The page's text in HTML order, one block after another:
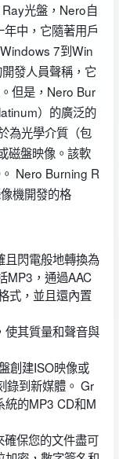
光盤，Nero自
中，它隨著用戶
7到Win
發人員聲稱，它
但是，Nero Bur
）的廣泛的
為光學介質（包
磁盤映像。該軟
Nero Burning R
機開發的格
閃電般地轉換為
MP3，通過AAC
式，並且還內置
其質量和聲音與
創建ISO映像或
錄到新媒體。 Gr
統的MP3 CD和M
保您的文件盡可